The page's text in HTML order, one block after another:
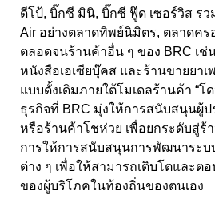
ดีโป้, บิ๊กซี มินิ, บิ๊กซี ฟู๊ด เซอร์วิส รว
Air อย่างตลาดทิพย์นิมิตร, ตลาดคร
ตลอดจนร้านค้าอื่น ๆ ของ BRC เช่
หนังสือเอเซียบุ๊คส และร้านขายยา
แบบดั้งเดิมภายใต้โมเดลร้านค้า “โ
ธุรกิจที่ BRC มุ่งให้การสนับสนุนผู้ป
หรือร้านค้าโชห่วย เพื่อยกระดับสู่ร้
การให้การสนับสนุนการพัฒนาระบ
ต่าง ๆ เพื่อให้สามารถเติบโตและต
ของผู้บริโภคในท้องถิ่นของตนเอง